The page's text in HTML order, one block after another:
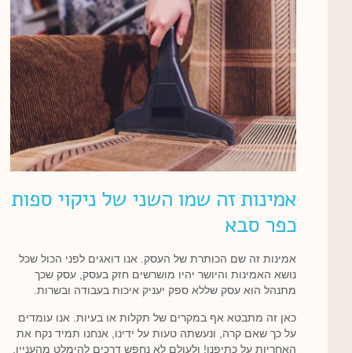
אמינות זה שמו השני של ניקוי ספות
כפר סבא
אמינות זה שם הכותרת של העסק. אנו דואגים לפני הכול שכל
נושא האמינות והיושר יהיו מושרשים חזק בעסק, עסק שכך
מתנהל הוא עסק שללא ספק יעניק איכות בעבודה ובשרות.
כאן זה מתבטא אף במקרים של תקלות או בעיות. אנו עומדים
על כך שאם קרה, ונעשתה טעות על ידינו, אנחנו תמיד נקח את
האחריות על כתיפנו! ולעולם לא נחפש דרכים להימלט מהעניין,